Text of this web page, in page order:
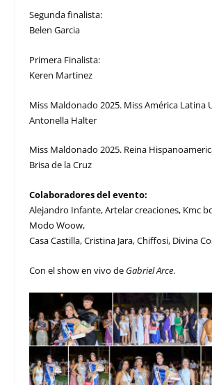
Segunda finalista:
Belen Garcia
Primera Finalista:
Keren Martinez
Miss Maldonado 2025. Miss América Latina
Antonella Halter
Miss Maldonado 2025. Reina
Brisa de la Cruz
Colaboradores del evento:
Alejandro Infante, Artelar creaciones, Kmc
Modo Woow,
Casa Castilla, Cristina Jara, Chiffosi, Divina
Con el show en vivo de Gabriel Arce.